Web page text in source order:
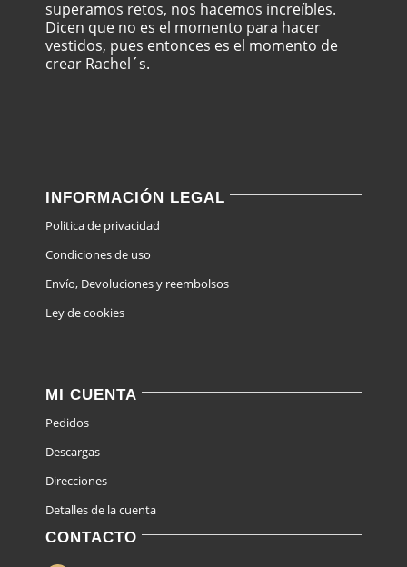
superamos retos, nos hacemos increíbles.
Dicen que no es el momento para hacer
vestidos, pues entonces es el momento de
crear Rachel´s.
INFORMACIÓN LEGAL
Politica de privacidad
Condiciones de uso
Envío, Devoluciones y reembolsos
Ley de cookies
MI CUENTA
Pedidos
Descargas
Direcciones
Detalles de la cuenta
CONTACTO